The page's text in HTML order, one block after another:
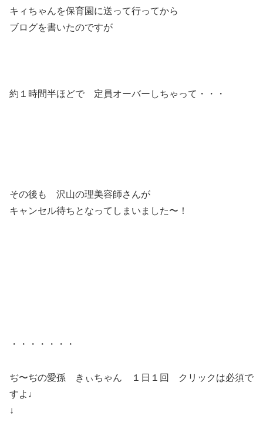
キィちゃんを保育園に送って行ってから
ブログを書いたのですが
約１時間半ほどで 定員オーバーしちゃって・・・
その後も 沢山の理美容師さんが
キャンセル待ちとなってしまいました〜！
・・・・・・・
ぢ〜ぢの愛孫 きぃちゃん １日１回 クリックは必須で
すよ♩
↓